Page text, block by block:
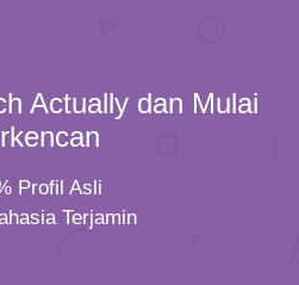
Actually dan Mulai
Profil Asli
Terjamin